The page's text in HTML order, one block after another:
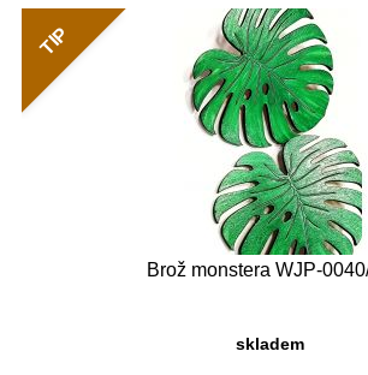
TIP
Brož monstera WJP-
skladem